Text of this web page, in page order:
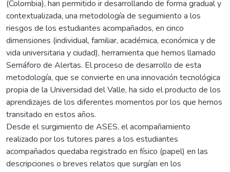
(Colombia), han permitido ir desarrollando de forma gradual y
contextualizada, una metodología de seguimiento a los
riesgos de los estudiantes acompañados, en cinco
dimensiones (individual, familiar, académica, económica y de
vida universitaria y ciudad), herramienta que hemos llamado
Semáforo de Alertas. El proceso de desarrollo de esta
metodología, que se convierte en una innovación tecnológica
propia de la Universidad del Valle, ha sido el producto de los
aprendizajes de los diferentes momentos por los que hemos
transitado en estos años.
Desde el surgimiento de ASES, el acompañamiento
realizado por los tutores pares a los estudiantes
acompañados quedaba registrado en físico (papel) en las
descripciones o breves relatos que surgían en los